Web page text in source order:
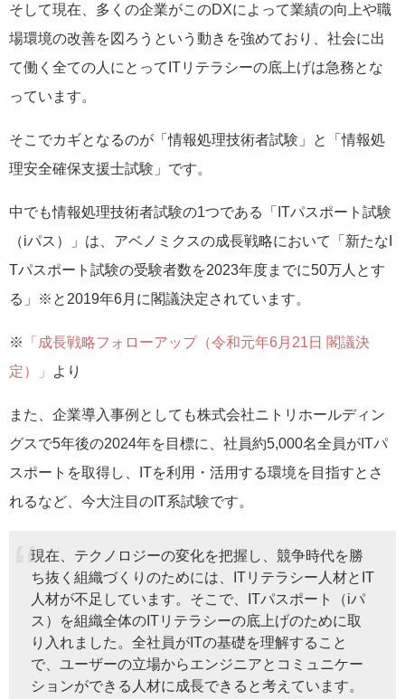
そして現在、多くの企業がこのDXによって業績の向上や職
場環境の改善を図ろうという動きを強めており、社会に出
て働く全ての人にとってITリテラシーの底上げは急務とな
っています。
そこでカギとなるのが「情報処理技術者試験」と「情報処
理安全確保支援士試験」です。
中でも情報処理技術者試験の1つである「ITパスポート試験
（iパス）」は、アベノミクスの成長戦略において「新たなI
Tパスポート試験の受験者数を2023年度までに50万人とす
る」※と2019年6月に閣議決定されています。
※
「成長戦略フォローアップ（令和元年6月21日 閣議決
定）」
より
また、企業導入事例としても株式会社ニトリホールディン
グスで5年後の2024年を目標に、社員約5,000名全員がITパ
スポートを取得し、ITを利用・活用する環境を目指すとさ
れるなど、今大注目のIT系試験です。
現在、テクノロジーの変化を把握し、競争時代を勝
ち抜く組織づくりのためには、ITリテラシー人材とIT
人材が不足しています。そこで、ITパスポート（iパ
ス）を組織全体のITリテラシーの底上げのために取
り入れました。全社員がITの基礎を理解すること
で、ユーザーの立場からエンジニアとコミュニケー
ションができる人材に成長できると考えています。